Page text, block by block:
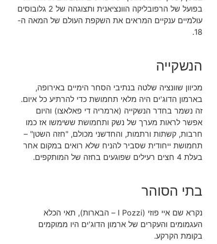
בפועל של הרפובליקה הוונציאנית ותצוגהה של 2 גלובוסים
עולמיים ענקיים המראים את השקפת העולם של המאה ה-
18.
הנשקייה
מכיוון שוונציה שלטה בנתיבי הסחר הימיים באירופה,
בארמון הדוג'ים היה מלאי תחמושת כדי להרתיע כל איום.
זה נשמר בחדר הנשקייה (ארמריה די פאלאצו) והיום
אפשר לראות מערך של נשק ותחמושת ששימשו אז כמו
חרבות, קשתות ורתמות, והחדשני מכולם, "חזה השטן" –
תחמושת ייחודית שסביר להניח שלא רואים במקום אחר
בעלת 4 חצים רעילים שפוגעים בחזה של המותקפים.
בתי הסוהר
נקרא שם איי פוזי (I Pozzi – הבארות), תאי הכלא
העגמומים והעקרים של ארמון הדוג'ים היו ממוקמים
בקומת הקרקע.